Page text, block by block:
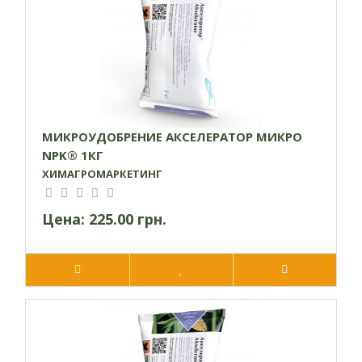
соответствии с разницей выноса, содержания в почве и по
результатам листовой диагностики. Нормы более 2,0 кг/га
целесообразно разделять на несколько сроков внесения, при
этом увеличивается степень усвоения микроэлемента.
МИКРОУДОБРЕНИЕ АКСЕЛЕРАТОР МИКРО
NPK® 1КГ
ХИМАГРОМАРКЕТИНГ
Цена: 225.00 грн.